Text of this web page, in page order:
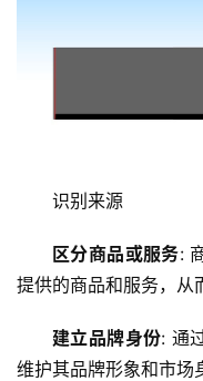
识别来源
区分商品或服务:
提供的商品和服务，从
建立品牌身份: 通
维护其品牌形象和市场